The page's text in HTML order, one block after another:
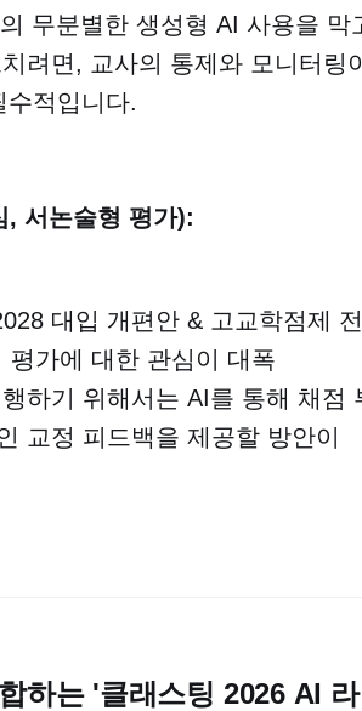
무분별한 생성형 AI 사용을 막
려면, 교사의 통제와 모니터링
적입니다.
, 서논술형 평가):
대입 개편안 & 고교학점제
평가에 대한 관심이 대폭
하기 위해서는 AI를 통해 채점
교정 피드백을 제공할 방안이
하는 '클래스팅 2026 AI